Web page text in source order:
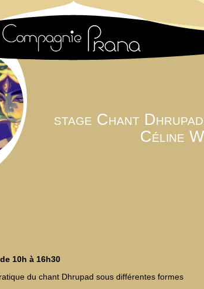
stage Chant
Céline
10h à 16h30
du chant Dhrupad sous différentes formes